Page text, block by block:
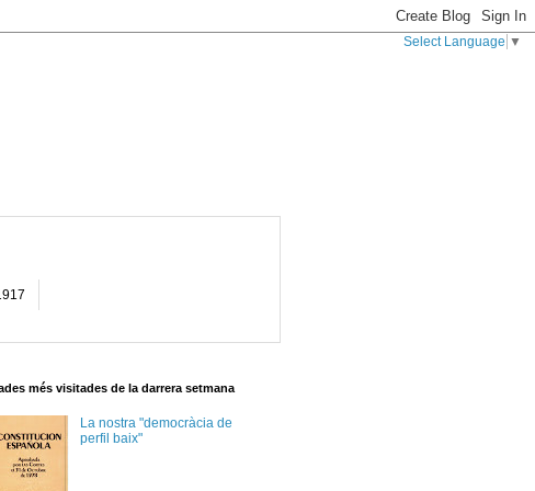
Select Language ▼
més visitades de la darrera setmana
La nostra "democràcia de
perfil baix"